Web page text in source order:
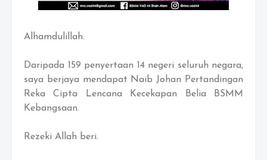
Alhamdulillah.
Daripada 159 penyertaan 14 negeri seluruh negara,
saya berjaya mendapat Naib Johan Pertandingan
Reka Cipta Lencana Kecekapan Belia BSMM
Kebangsaan.
Rezeki Allah beri.